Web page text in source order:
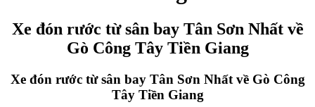
Xe đón rước từ sân bay Tân Sơn Nhất về
Gò Công Tây Tiền Giang
Xe đón rước từ sân bay Tân Sơn Nhất về Gò Công
Tây Tiền Giang